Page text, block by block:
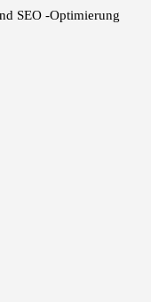
SEO -Optimierung